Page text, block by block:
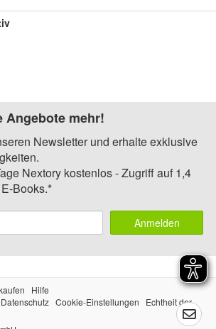
Angebote mehr!
Newsletter und erhalte exklusive
Nextory kostenlos - Zugriff auf 1,4
Books.*
Anmelden
Hilfe
Datenschutz Cookie-Einstellungen
Echtheit der